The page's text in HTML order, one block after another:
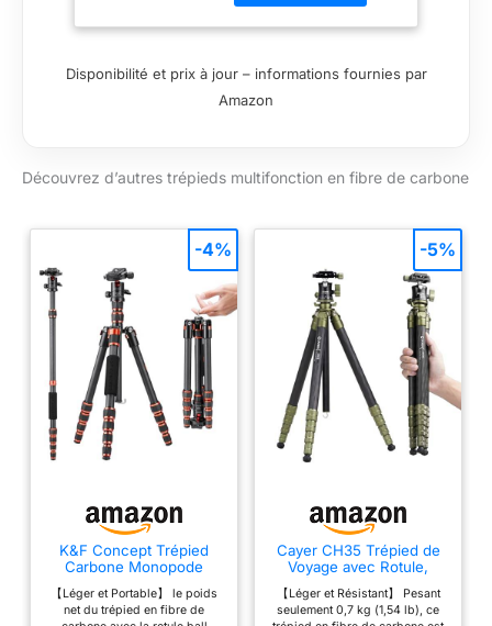
mode bureau et le
mode bâton de
pour tous les styles
de prise de vue.
installez votre
support de trépied en
support de
smartphone.
S'adapte à toutes les
surfaces : stabilisez
votre trépied à des
angles de 22°, 55° ou
85° pour des prises
surface. Prise de vue
en faible angle :
réalisez des prises de
vue macro et bas-
Disponibilité et prix à jour – informations fournies par
Amazon
Découvrez d’autres trépieds multifonction en fibre de carbone
K&F Concept Trépied
Carbone Monopode
153cm pour DSLR
【Léger et Portable】 le poids
net du trépied en fibre de
-4%
Cayer CH35 Trépied de
Voyage avec Rotule,
Trépied Compact en
Fibre de Carbone, 136
cm (53,6 pouces),
【Léger et Résistant】 Pesant
seulement 0,7 kg (1,54 lb), ce
-5%